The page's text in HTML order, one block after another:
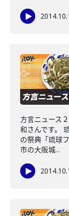
方言ニュース
和さんです。
の祭典「琉球
市の大阪城...